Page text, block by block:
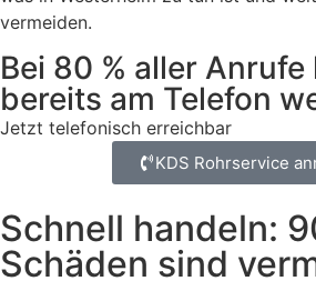
vermeiden.
Bei 80 % aller
bereits am Telefon
Jetzt telefonisch erreichbar
KDS Rohrservice
Schnell handeln:
Schäden sind